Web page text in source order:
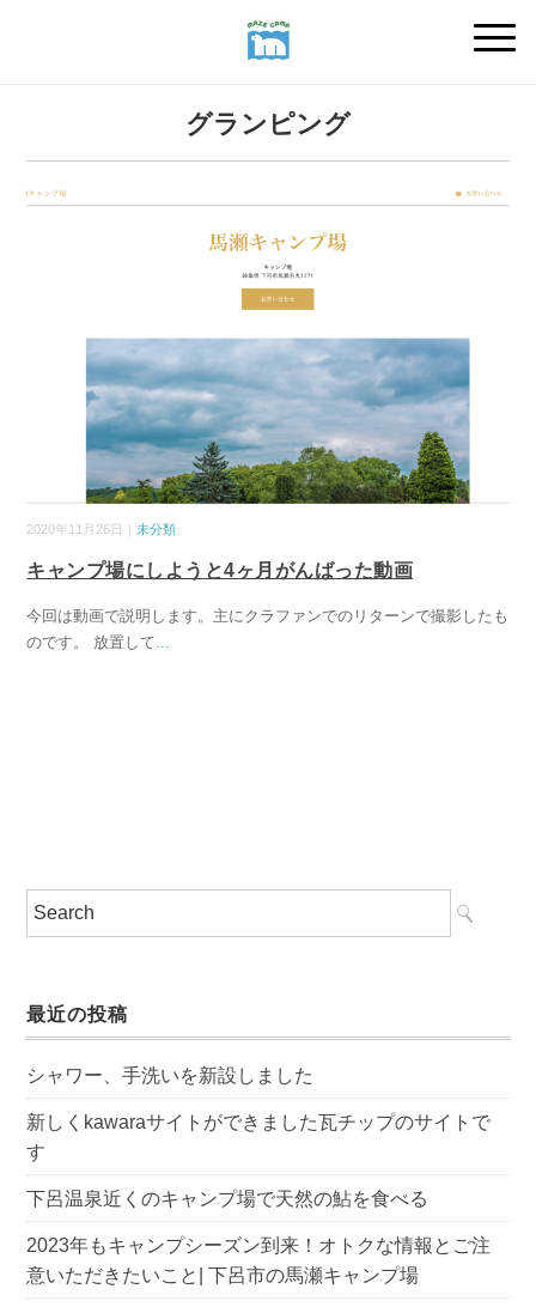
グランピング
2020年11月26日｜未分類
キャンプ場にしようと4ヶ月がんばった動画
今回は動画で説明します。主にクラファンでのリターンで撮影したも
のです。 放置して
最近の投稿
シャワー、手洗いを新設しました
新しくkawaraサイトができました瓦チップのサイトで
す
下呂温泉近くのキャンプ場で天然の鮎を食べる
2023年もキャンプシーズン到来！オトクな情報とご注
意いただきたいこと| 下呂市の馬瀬キャンプ場